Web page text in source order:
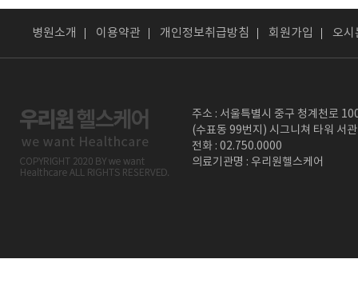
병원소개 이용약관 개인정보취급방침 회원가입 오시
주소 : 서울특별시 중구 청계천로
(수표동 99번지) 시그니쳐 타워 서
전화 : 02.750.0000
의료기관명 : 우리원헬스케어